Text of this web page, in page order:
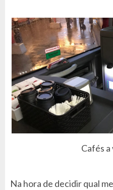
Cafés
Na hora de decidir qual